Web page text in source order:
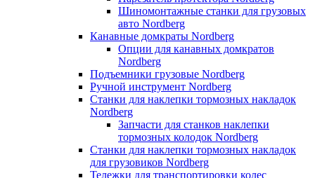
Шиномонтажные станки для грузовых
авто Nordberg
Канавные домкраты Nordberg
Опции для канавных домкратов
Nordberg
Подъемники грузовые Nordberg
Ручной инструмент Nordberg
Станки для наклепки тормозных накладок
Nordberg
Запчасти для станков наклепки
тормозных колодок Nordberg
Станки для наклепки тормозных накладок
для грузовиков Nordberg
Тележки для транспортировки колес